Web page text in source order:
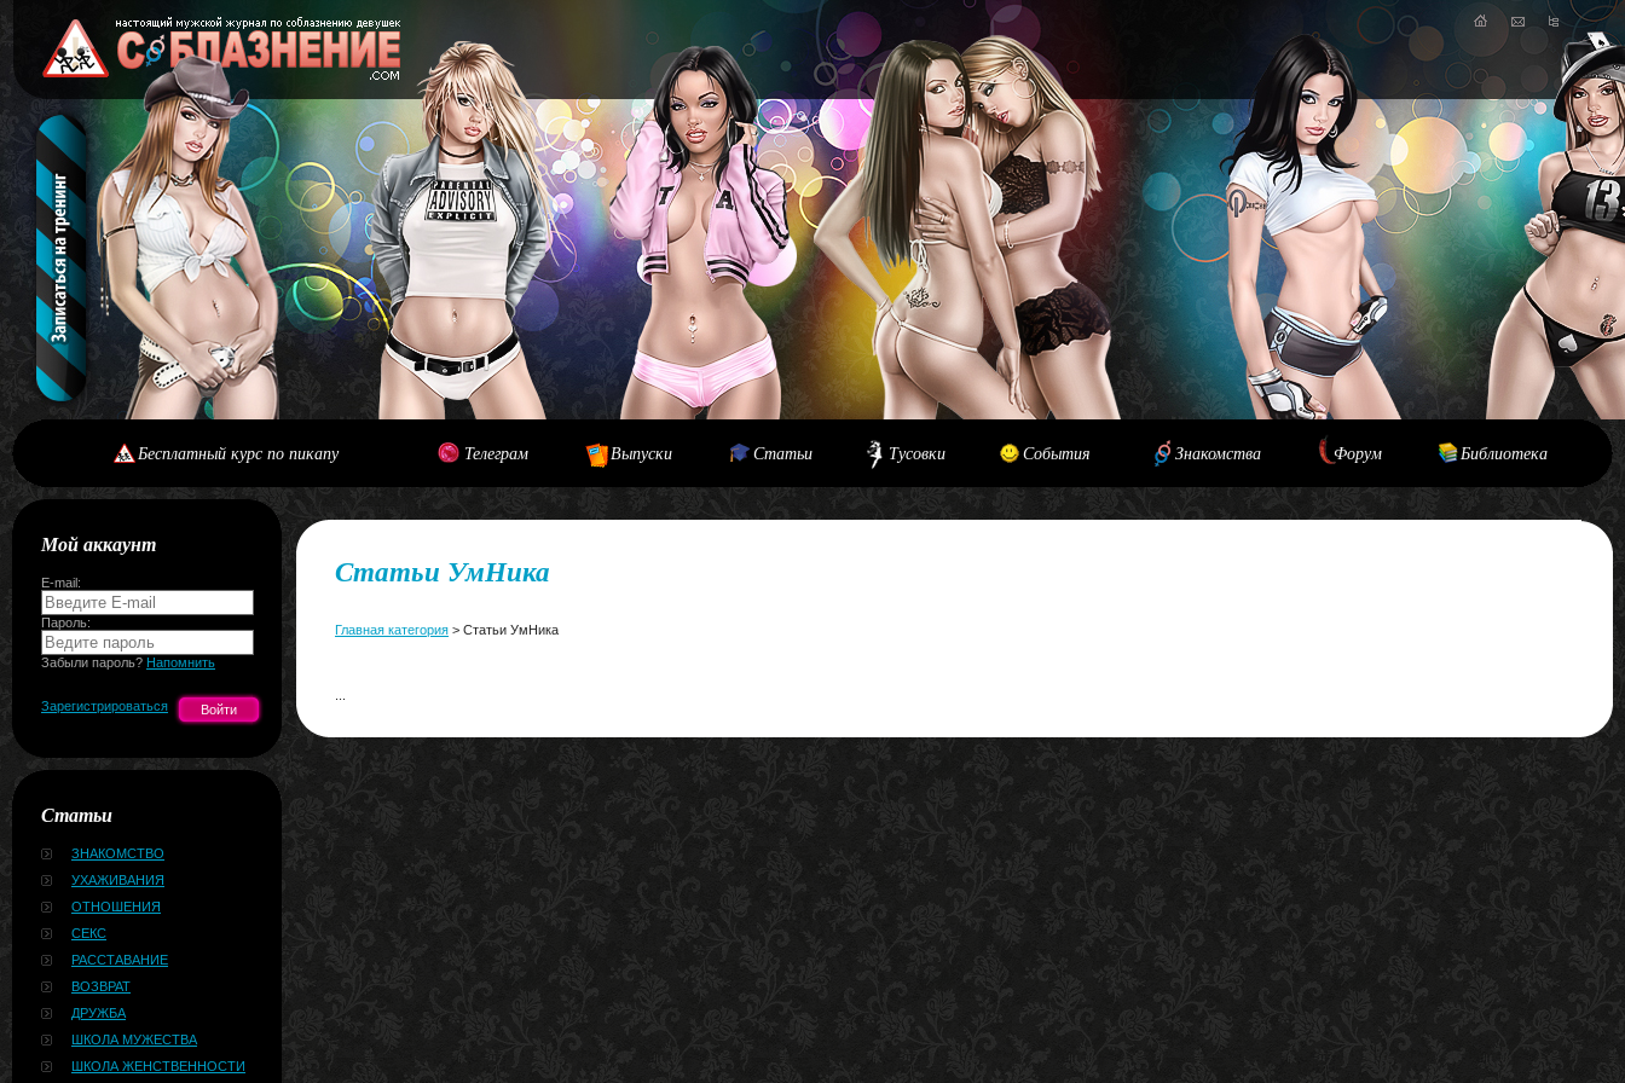
Бесплатный курс по пикапу Телеграм Выпуски Статьи Тусовки События Знакомства Форум Библиотека
Мой аккаунт
E-mail:
Пароль:
Забыли пароль? Напомнить
Зарегистрироваться
Статьи
ЗНАКОМСТВО
УХАЖИВАНИЯ
ОТНОШЕНИЯ
СЕКС
РАССТАВАНИЕ
ВОЗВРАТ
ДРУЖБА
ШКОЛА МУЖЕСТВА
ШКОЛА ЖЕНСТВЕННОСТИ
Статьи УмНика
Главная категория > Статьи УмНика